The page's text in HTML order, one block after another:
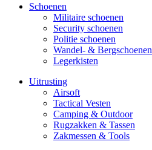
Schoenen
Militaire schoe­nen
Security schoenen
Politie schoenen
Wandel- & Berg­­schoenen
Legerkisten
Uitrusting
Airsoft
Tactical Ves­ten
Camping & Outdoor
Rugzakken & Tassen
Zakmessen & Tools